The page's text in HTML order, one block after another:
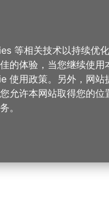
美食、购物 > JoinHouse 大溪x
大溪
周边景
等相关技术以持续优
的体验，当您继续使用
使用政策。另外，网站
允许本网站取得您的位
。